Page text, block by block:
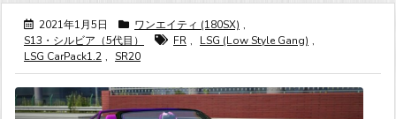
2021年1月5日 ワンエイティ (180SX) ,
S13・シルビア（5代目）
FR , LSG (Low Style Gang) ,
LSG CarPack1.2 , SR20